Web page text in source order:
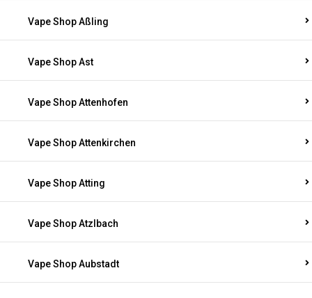
Vape Shop Aßling
Vape Shop Ast
Vape Shop Attenhofen
Vape Shop Attenkirchen
Vape Shop Atting
Vape Shop Atzlbach
Vape Shop Aubstadt